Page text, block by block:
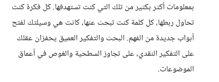
بمعلومات أكثر بكثير من تلك التي كنت تستهدفها. كل فكرة كنت
تحاول ربطها، كل كلمة كنت تبحث عنها، كانت هي وسيلتك لفتح
أبواب جديدة من الفهم. البحث والتفكير العميق يحفزان عقلك
على التفكير النقدي، على تجاوز السطحية والغوص في أعماق
الموضوعات.